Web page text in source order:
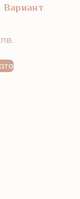
Вариант